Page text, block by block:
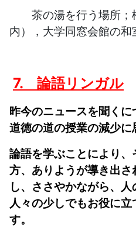
茶の湯を行う場所；
内），大学同窓会館の和
7. 論語リンガル
昨今のニュースを聞く
道徳の道の授業の減少に
論語を学ぶことにより、
方、ありようが導き出
し、ささやかながら、
人々の少しでもお役に
す。